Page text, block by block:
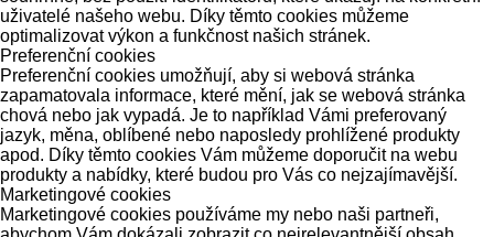
uživatelé našeho webu. Díky těmto cookies můžeme
optimalizovat výkon a funkčnost našich stránek.
Preferenční cookies
Preferenční cookies umožňují, aby si webová stránka
zapamatovala informace, které mění, jak se webová stránka
chová nebo jak vypadá. Je to například Vámi preferovaný
jazyk, měna, oblíbené nebo naposledy prohlížené produkty
apod. Díky těmto cookies Vám můžeme doporučit na webu
produkty a nabídky, které budou pro Vás co nejzajímavější.
Marketingové cookies
Marketingové cookies používáme my nebo naši partneři,